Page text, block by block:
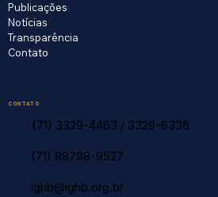
Publicações
Notícias
Transparência
Contato
CONTATO
(71) 3329-4463 / 3329-6336
(71) 98798-9527
ighb@ighb.org.br